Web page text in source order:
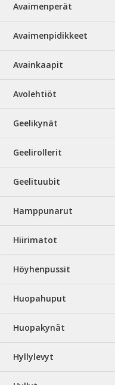
Avaimenperät
Avaimenpidikkeet
Avainkaapit
Avolehtiöt
Geelikynät
Geelirollerit
Geelituubit
Hamppunarut
Hiirimatot
Höyhenpussit
Huopahuput
Huopakynät
Hyllylevyt